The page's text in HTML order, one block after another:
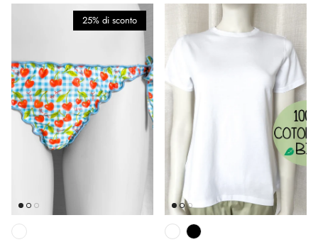
25% di sconto